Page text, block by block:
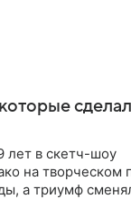
лет в скетч-шоу
на творческом
а триумф